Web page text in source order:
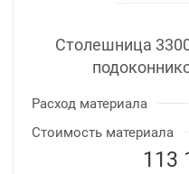
Столешница
Расход материала
Стоимость материала
113